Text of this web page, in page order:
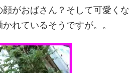
がおばさん？そして可愛くな
れているそうですが。。